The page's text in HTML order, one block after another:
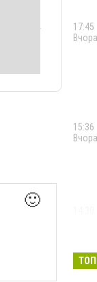
🙂
17:45
Вчора
15:36
Вчора